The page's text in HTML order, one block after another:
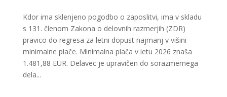
Kdor ima sklenjeno pogodbo o zaposlitvi, ima v skladu
s 131. členom Zakona o delovnih razmerjih (ZDR)
pravico do regresa za letni dopust najmanj v višini
minimalne plače. Minimalna plača v letu 2026 znaša
1.481,88 EUR. Delavec je upravičen do sorazmernega
dela...